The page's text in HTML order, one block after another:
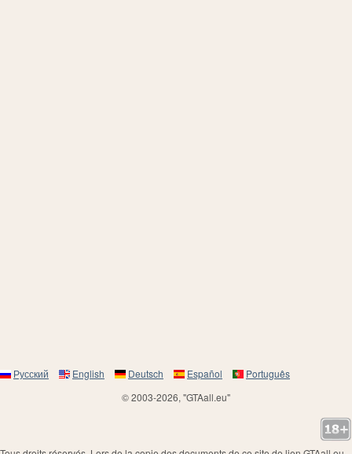
Русский English Deutsch Español
Português
© 2003-2026, "GTAall.eu"